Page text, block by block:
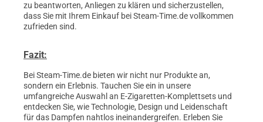
zu beantworten, Anliegen zu klären und sicherzustellen,
dass Sie mit Ihrem Einkauf bei Steam-Time.de vollkommen
zufrieden sind.
Fazit:
Bei Steam-Time.de bieten wir nicht nur Produkte an,
sondern ein Erlebnis. Tauchen Sie ein in unsere
umfangreiche Auswahl an E-Zigaretten-Komplettsets und
entdecken Sie, wie Technologie, Design und Leidenschaft
für das Dampfen nahtlos ineinandergreifen. Erleben Sie